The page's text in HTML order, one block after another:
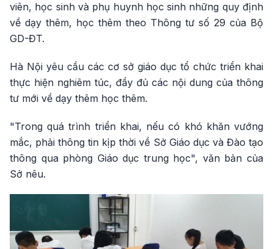
viên, học sinh và phụ huynh học sinh những quy định
về dạy thêm, học thêm theo Thông tư số 29 của Bộ
GD-ĐT.
Hà Nội yêu cầu các cơ sở giáo dục tổ chức triển khai
thực hiện nghiêm túc, đầy đủ các nội dung của thông
tư mới về dạy thêm học thêm.
"Trong quá trình triển khai, nếu có khó khăn vướng
mắc, phải thông tin kịp thời về Sở Giáo dục và Đào tạo
thông qua phòng Giáo dục trung học", văn bản của
Sở nêu.